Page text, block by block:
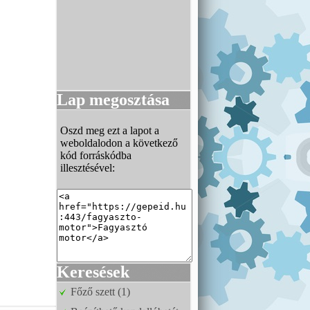
Lap megosztása
Oszd meg ezt a lapot a
weboldalodon a következő
kód forráskódba
illesztésével:
Keresések
Főző szett (1)